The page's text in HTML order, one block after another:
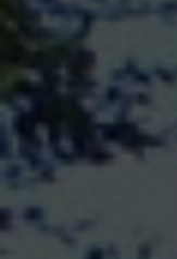
principal